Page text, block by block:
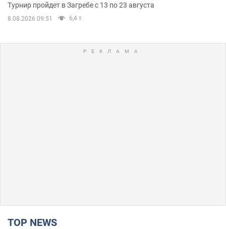
Турнир пройдет в Загребе с 13 по 23 августа
8.08.2026 09:51 6,4 т.
TOP NEWS